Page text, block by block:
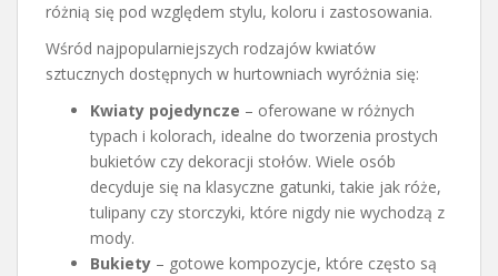
różnią się pod względem stylu, koloru i zastosowania.
Wśród najpopularniejszych rodzajów kwiatów
sztucznych dostępnych w hurtowniach wyróżnia się:
Kwiaty pojedyncze – oferowane w różnych
typach i kolorach, idealne do tworzenia prostych
bukietów czy dekoracji stołów. Wiele osób
decyduje się na klasyczne gatunki, takie jak róże,
tulipany czy storczyki, które nigdy nie wychodzą z
mody.
Bukiety – gotowe kompozycje, które często są